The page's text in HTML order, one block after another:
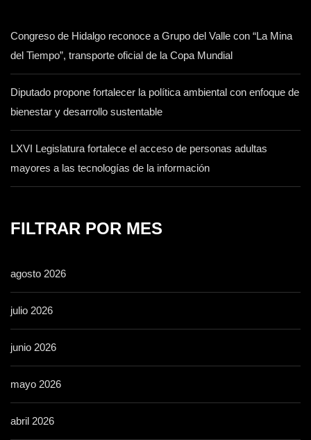
Congreso de Hidalgo reconoce a Grupo del Valle con “La Mina
del Tiempo”, transporte oficial de la Copa Mundial
Diputado propone fortalecer la política ambiental con enfoque de
bienestar y desarrollo sustentable
LXVI Legislatura fortalece el acceso de personas adultas
mayores a las tecnologías de la información
FILTRAR POR MES
agosto 2026
julio 2026
junio 2026
mayo 2026
abril 2026